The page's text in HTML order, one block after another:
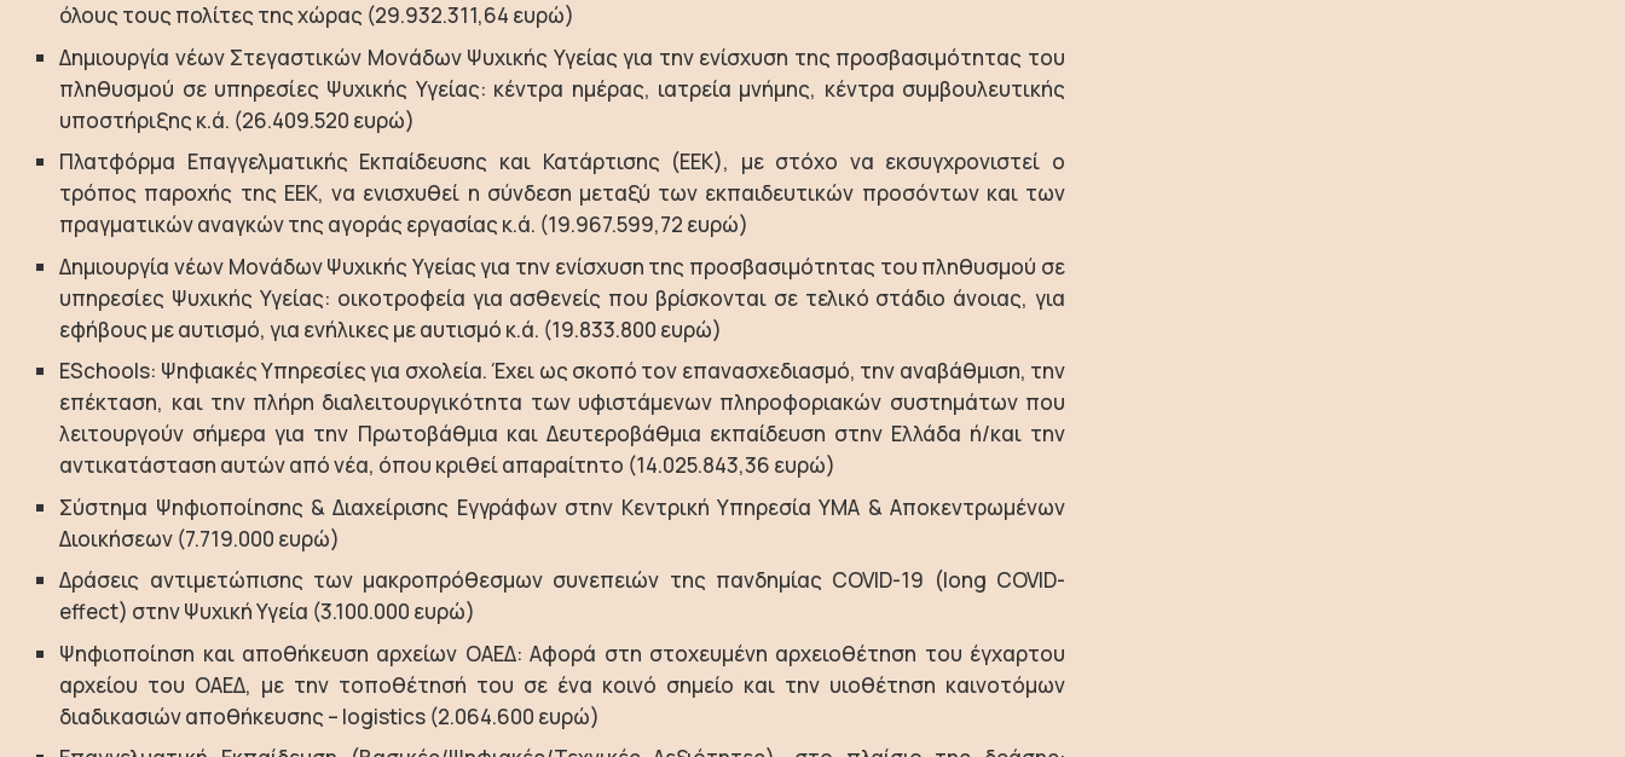
όλους τους πολίτες της χώρας (29.932.311,64 ευρώ)
Δημιουργία νέων Στεγαστικών Μονάδων Ψυχικής Υγείας για την ενίσχυση της προσβασιμότητας του
πληθυσμού σε υπηρεσίες Ψυχικής Υγείας: κέντρα ημέρας, ιατρεία μνήμης, κέντρα συμβουλευτικής
υποστήριξης κ.ά. (26.409.520 ευρώ)
Πλατφόρμα Επαγγελματικής Εκπαίδευσης και Κατάρτισης (ΕΕΚ), με στόχο να εκσυγχρονιστεί ο
τρόπος παροχής της ΕΕΚ, να ενισχυθεί η σύνδεση μεταξύ των εκπαιδευτικών προσόντων και των
πραγματικών αναγκών της αγοράς εργασίας κ.ά. (19.967.599,72 ευρώ)
Δημιουργία νέων Μονάδων Ψυχικής Υγείας για την ενίσχυση της προσβασιμότητας του πληθυσμού σε
υπηρεσίες Ψυχικής Υγείας: οικοτροφεία για ασθενείς που βρίσκονται σε τελικό στάδιο άνοιας, για
εφήβους με αυτισμό, για ενήλικες με αυτισμό κ.ά. (19.833.800 ευρώ)
ESchools: Ψηφιακές Υπηρεσίες για σχολεία. Έχει ως σκοπό τον επανασχεδιασμό, την αναβάθμιση, την
επέκταση, και την πλήρη διαλειτουργικότητα των υφιστάμενων πληροφοριακών συστημάτων που
λειτουργούν σήμερα για την Πρωτοβάθμια και Δευτεροβάθμια εκπαίδευση στην Ελλάδα ή/και την
αντικατάσταση αυτών από νέα, όπου κριθεί απαραίτητο (14.025.843,36 ευρώ)
Σύστημα Ψηφιοποίησης & Διαχείρισης Εγγράφων στην Κεντρική Υπηρεσία ΥΜΑ & Αποκεντρωμένων
Διοικήσεων (7.719.000 ευρώ)
Δράσεις αντιμετώπισης των μακροπρόθεσμων συνεπειών της πανδημίας COVID-19 (long COVID-
effect) στην Ψυχική Υγεία (3.100.000 ευρώ)
Ψηφιοποίηση και αποθήκευση αρχείων ΟΑΕΔ: Αφορά στη στοχευμένη αρχειοθέτηση του έγχαρτου
αρχείου του ΟΑΕΔ, με την τοποθέτησή του σε ένα κοινό σημείο και την υιοθέτηση καινοτόμων
διαδικασιών αποθήκευσης – logistics (2.064.600 ευρώ)